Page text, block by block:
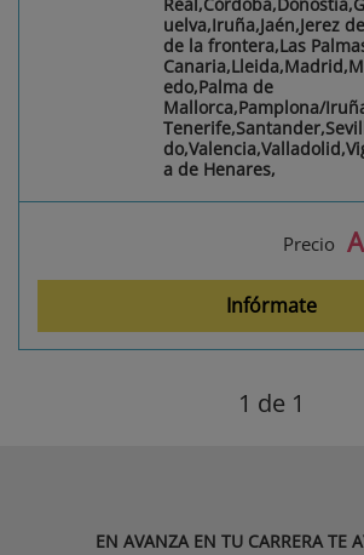
uelva,Iruña,Jaén,Jerez
de la frontera,Las
edo,Palma de
Mallorca,Pamplona/
a de Henares,
Precio
Infórmate
1 de 1
EN AVANZA EN TU CARRERA TE